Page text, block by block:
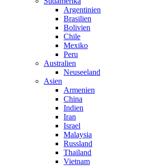
Argentinien
Brasilien
Bolivien
Chile
Mexiko
Peru
Australien
Neuseeland
Asien
Armenien
China
Indien
Iran
Israel
Malaysia
Russland
Thailand
Vietnam